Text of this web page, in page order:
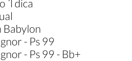
´l dica
Babylon
- Ps 99
- Ps 99 - Bb+